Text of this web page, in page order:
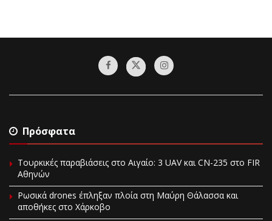
Πρόσφατα
Τουρκικές παραβιάσεις στο Αιγαίο: 3 UAV και CN-235 στο FIR
Αθηνών
Ρωσικά drones έπληξαν πλοία στη Μαύρη Θάλασσα και
αποθήκες στο Χάρκοβο